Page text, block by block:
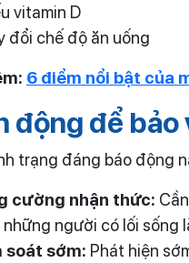
vitamin D
đổi chế độ ăn uống
6 điểm nổi bật của
động để bảo
trạng đáng báo động
cường nhận thức:
những người có lối sống
soát sớm: Phát hiện